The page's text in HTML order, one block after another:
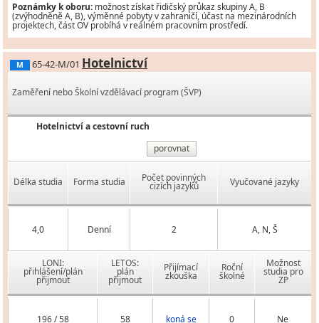
Poznámky k oboru: možnost získat řidičský průkaz skupiny A, B
(zvýhodněně A, B), výměnné pobyty v zahraničí, účast na mezinárodních
projektech, část OV probíhá v reálném pracovním prostředí.
M 65-42-M/01 Hotelnictví
Zaměření nebo Školní vzdělávací program (ŠVP)
Hotelnictví a cestovní ruch
porovnat
Délka studia Forma studia Počet povinných
cizích jazyků Vyučované jazyky
4,0 Denní 2 A, N, Š
LONI:
přihlášení/plán
přijmout
LETOS:
plán
přijmout
Přijímací
zkouška
Roční
školné
Možnost
studia pro
ZP
196 / 58 58 koná se 0 Ne